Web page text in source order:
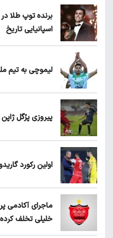
برنده توپ طلا در
اسپانیایی تاریخ
لیموچی به تیم
پیروزی پرُگل
اولین رکورد
ماجرای
خلیلی تخلف